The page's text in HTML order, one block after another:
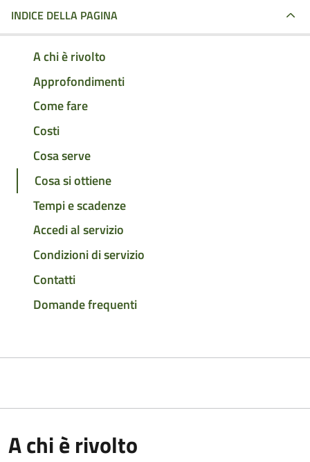
INDICE DELLA PAGINA
A chi è rivolto
Approfondimenti
Come fare
Costi
Cosa serve
Cosa si ottiene
Tempi e scadenze
Accedi al servizio
Condizioni di servizio
Contatti
Domande frequenti
A chi è rivolto